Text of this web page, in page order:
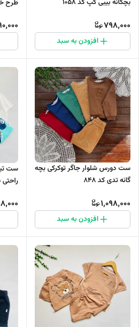
بچگانه بیبی گپ کد 1058
798,000
افزودن به سبد
طرح
ست دورس شلوار جاگر توکرکی بچه
گانه تدی کد 848
1,098,000
افزودن به سبد
ست
راحتی